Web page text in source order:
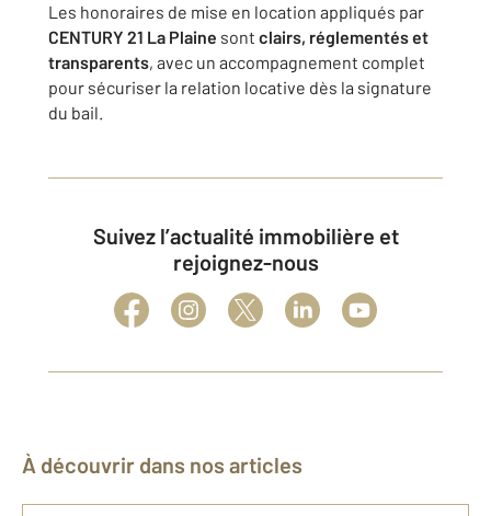
Les honoraires de mise en location appliqués par
CENTURY 21 La Plaine sont clairs, réglementés et
transparents, avec un accompagnement complet
pour sécuriser la relation locative dès la signature
du bail.
Suivez l’actualité immobilière et
rejoignez-nous
À découvrir dans nos articles